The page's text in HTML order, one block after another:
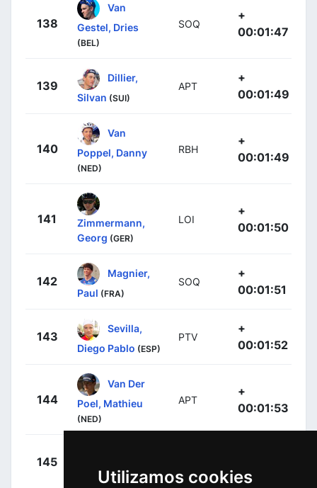
Utilizamos cookies
138
Van
Gestel, Dries
(BEL)
SOQ
+
00:01:47
139
Dillier,
Silvan (SUI)
APT
+
00:01:49
140
Van
Poppel, Danny
(NED)
RBH
+
00:01:49
141
Zimmermann,
Georg (GER)
LOI
+
00:01:50
142
Magnier,
Paul (FRA)
SOQ
+
00:01:51
143
Sevilla,
Diego Pablo (ESP)
PTV
+
00:01:52
144
Van Der
Poel, Mathieu
(NED)
APT
+
00:01:53
145
Prost, Alexy (FRA)
00:01:56